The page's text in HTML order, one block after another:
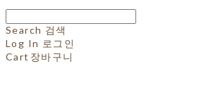
Search 검색
Log In 로그인
Cart 장바구니